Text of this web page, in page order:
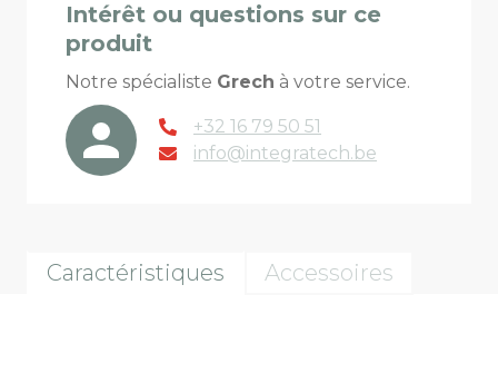
Intérêt ou questions sur ce
produit
Notre spécialiste Grech à votre service.
+32 16 79 50 51
info@integratech.be
Caractéristiques Accessoires